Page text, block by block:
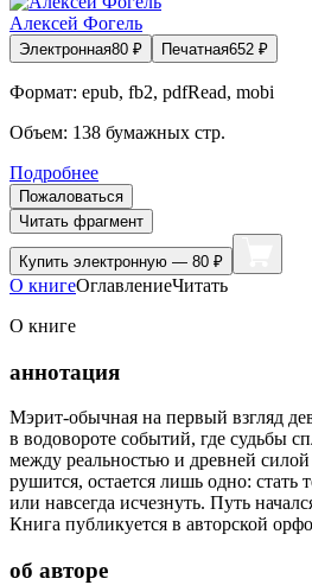
Алексей Фогель
Электронная80 ₽ Печатная652 ₽
Формат: epub, fb2, pdfRead, mobi
Объем: 138 бумажных стр.
Подробнее
Пожаловаться
Читать фрагмент
Купить электронную — 80 ₽
О книгеОглавлениеЧитать
О книге
аннотация
Мэрит-обычная на первый взгляд
в водовороте событий, где судьбы
между реальностью и древней силой
рушится, остается лишь одно: стать
или навсегда исчезнуть. Путь
Книга публикуется в авторской
об авторе